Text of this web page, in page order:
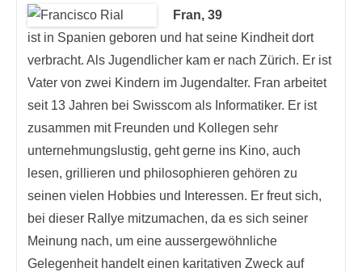
Fran, 39
ist in Spanien geboren und hat seine Kindheit dort
verbracht. Als Jugendlicher kam er nach Zürich. Er ist
Vater von zwei Kindern im Jugendalter. Fran arbeitet
seit 13 Jahren bei Swisscom als Informatiker. Er ist
zusammen mit Freunden und Kollegen sehr
unternehmungslustig, geht gerne ins Kino, auch
lesen, grillieren und philosophieren gehören zu
seinen vielen Hobbies und Interessen. Er freut sich,
bei dieser Rallye mitzumachen, da es sich seiner
Meinung nach, um eine aussergewöhnliche
Gelegenheit handelt einen karitativen Zweck auf